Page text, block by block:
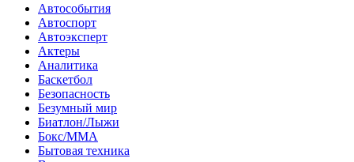
Автособытия
Автоспорт
Автоэксперт
Актеры
Аналитика
Баскетбол
Безопасность
Безумный мир
Биатлон/Лыжи
Бокс/MMA
Бытовая техника